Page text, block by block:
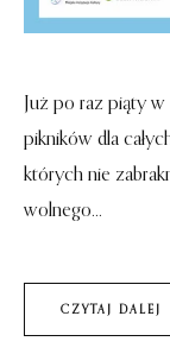
Już po raz piąty
pikników dla
których nie
wolnego...
CZYTAJ DALEJ